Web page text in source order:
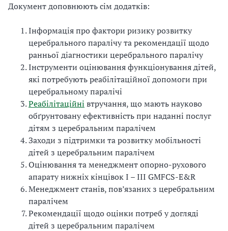
Документ доповнюють сім додатків:
Інформація про фактори ризику розвитку
церебрального паралічу та рекомендації щодо
ранньої діагностики церебрального паралічу
Інструменти оцінювання функціонування дітей,
які потребують реабілітаційної допомоги при
церебральному паралічі
Реабілітаційні втручання, що мають науково
обґрунтовану ефективність при наданні послуг
дітям з церебральним паралічем
Заходи з підтримки та розвитку мобільності
дітей з церебральним паралічем
Оцінювання та менеджмент опорно-рухового
апарату нижніх кінцівок I – III GMFCS-E&R
Менеджмент станів, пов’язаних з церебральним
паралічем
Рекомендації щодо оцінки потреб у догляді
дітей з церебральним паралічем